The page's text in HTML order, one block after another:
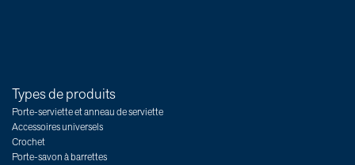
Types de produits
Porte-serviette et anneau de serviette
Accessoires universels
Crochet
Porte-savon à barrettes